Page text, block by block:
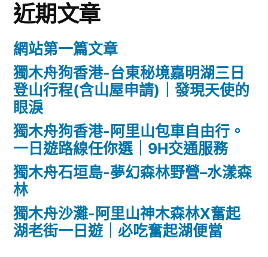
近期文章
網站第一篇文章
獨木舟狗香港-台東秘境嘉明湖三日
登山行程(含山屋申請)｜發現天使的
眼淚
獨木舟狗香港-阿里山包車自由行。
一日遊路線任你選｜9H交通服務
獨木舟石垣島-夢幻森林野營–水漾森
林
獨木舟沙灘-阿里山神木森林X奮起
湖老街一日遊｜必吃奮起湖便當